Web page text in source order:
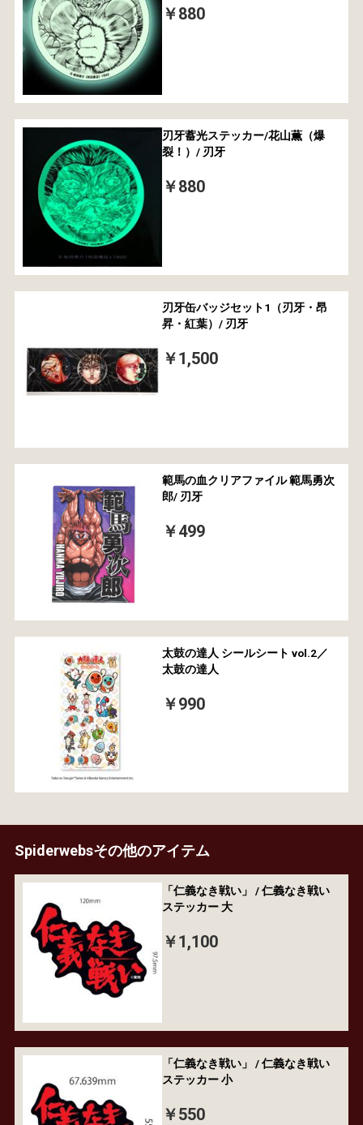
￥880
刃牙蓄光ステッカー/花山薫（爆
裂！）/ 刃牙
￥880
刃牙缶バッジセット1（刃牙・昂
昇・紅葉）/ 刃牙
￥1,500
範馬の血クリアファイル 範馬勇次
郎/ 刃牙
￥499
太鼓の達人 シールシート vol.2／
太鼓の達人
￥990
Spiderwebsその他のアイテム
「仁義なき戦い」 / 仁義なき戦い
ステッカー 大
￥1,100
「仁義なき戦い」 / 仁義なき戦い
ステッカー 小
￥550